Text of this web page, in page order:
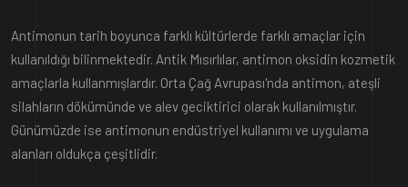
Antimonun tarih boyunca farklı kültürlerde farklı amaçlar için
kullanıldığı bilinmektedir. Antik Mısırlılar, antimon oksidin kozmetik
amaçlarla kullanmışlardır. Orta Çağ Avrupası'nda antimon, ateşli
silahların dökümünde ve alev geciktirici olarak kullanılmıştır.
Günümüzde ise antimonun endüstriyel kullanımı ve uygulama
alanları oldukça çeşitlidir.